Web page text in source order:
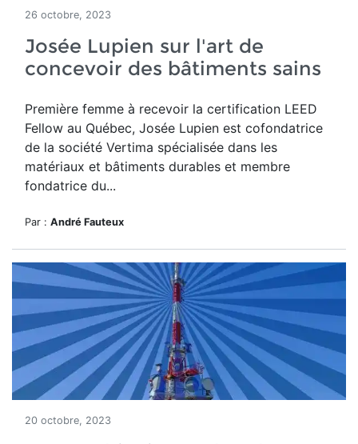
26 octobre, 2023
Josée Lupien sur l'art de
concevoir des bâtiments sains
Première femme à recevoir la certification LEED
Fellow au Québec, Josée Lupien est cofondatrice
de la société Vertima spécialisée dans les
matériaux et bâtiments durables et membre
fondatrice du...
Par : André Fauteux
20 octobre, 2023